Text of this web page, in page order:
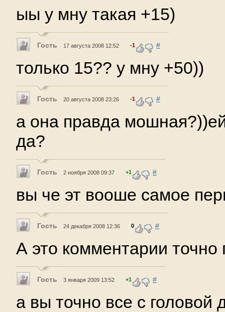
ыы у мну такая +15)
Гость 17 августа 2008 12:52 -1 #
только 15?? у мну +50))
Гость 20 августа 2008 23:26 -1 #
а она правда
да?
Гость 2 ноября 2008 09:37 +1 #
вы че эт вооше самое
Гость 24 декабря 2008 12:36 0 #
А это комментарии точно
Гость 3 января 2009 13:52 +1 #
а вы точно все с головой